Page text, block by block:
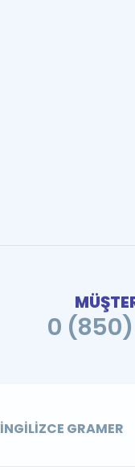
0 (850)
İNGILIZCE GRAMER